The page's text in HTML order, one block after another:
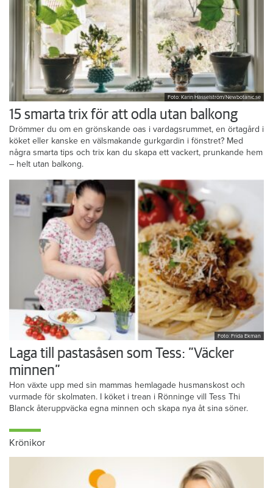
Foto: Karin Hasselström/Newbotanic.se
15 smarta trix för att odla utan balkong
Drömmer du om en grönskande oas i vardagsrummet, en örtagård i
köket eller kanske en välsmakande gurkgardin i fönstret? Med
några smarta tips och trix kan du skapa ett vackert, prunkande hem
– helt utan balkong.
Foto: Frida Ekman
Laga till pastasåsen som Tess: ”Väcker
minnen”
Hon växte upp med sin mammas hemlagade husmanskost och
vurmade för skolmaten. I köket i trean i Rönninge vill Tess Thi
Blanck återuppväcka egna minnen och skapa nya åt sina söner.
Krönikor